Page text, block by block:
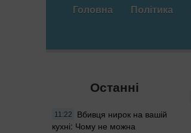
Головна Політика
Останні
11:22
Вбивця нирок на вашій
кухні: Чому не можна